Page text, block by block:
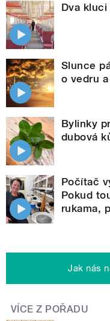
Dva kluci
Slunce
o vedru
Bylinky
dubová
Počítač
Pokud
rukama,
Jak nás
VÍCE Z POŘADU